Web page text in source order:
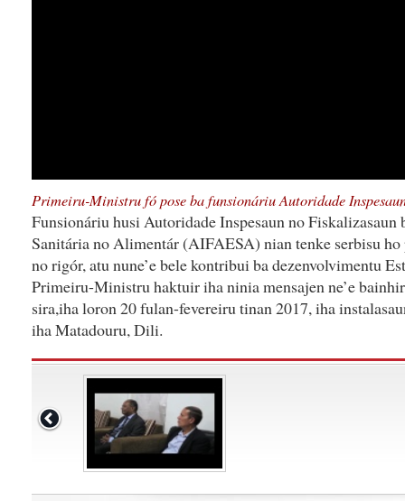
Primeiru-Ministru fó pose ba funsionáriu Autoridade
Funsionáriu husi Autoridade Inspesaun no
Sanitária no Alimentár (AIFAESA) nian tenke serbisu
no rigór, atu nune’e bele kontribui ba dezenvolvimentu
Primeiru-Ministru haktuir iha ninia mensajen ne’e
sira,iha loron 20 fulan-fevereiru tinan 2017, iha
iha Matadouru, Dili.